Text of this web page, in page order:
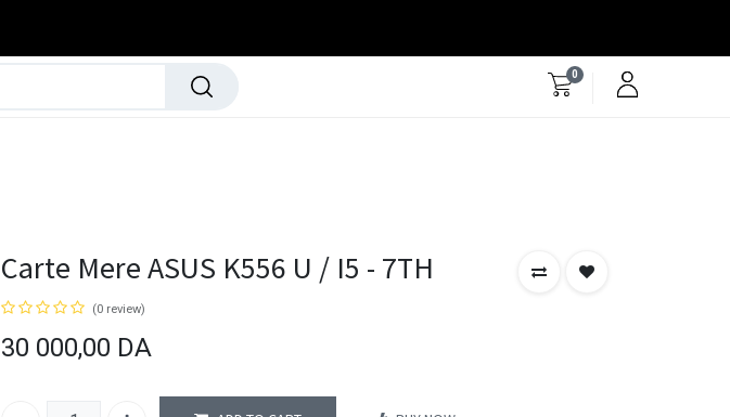
0
Carte Mere ASUS K556 U / I5 - 7TH
(0 review)
30 000,00 DA